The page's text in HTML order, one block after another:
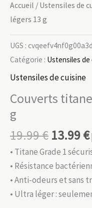
Accueil / Ustensiles de
légers 13 g
UGS :
Catégorie : Ustensiles de
Ustensiles de cuisine
Couverts
g
19.99€ 13.99€
• Titane Grade 1
• Résistance
• Anti-odeurs et sans
• Ultra léger :